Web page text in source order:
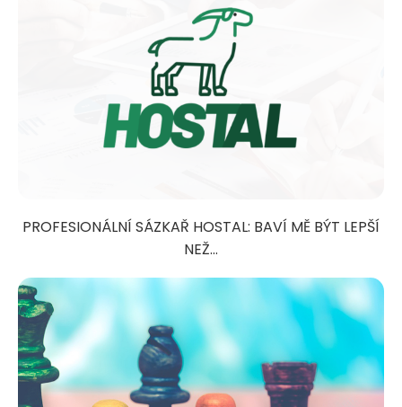
PROFESIONÁLNÍ SÁZKAŘ HOSTAL: BAVÍ MĚ BÝT LEPŠÍ
NEŽ...